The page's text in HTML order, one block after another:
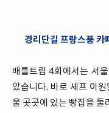
경리단길 프랑스풍
배틀트립 4회에서는 서
았습니다. 바로 셰프 이
울 곳곳에 있는 빵집을 둘